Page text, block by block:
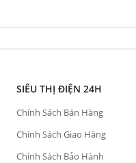
SIÊU THỊ ĐIỆN 24H
Chính Sách Bán Hàng
Chính Sách Giao Hàng
Chính Sách Bảo Hành